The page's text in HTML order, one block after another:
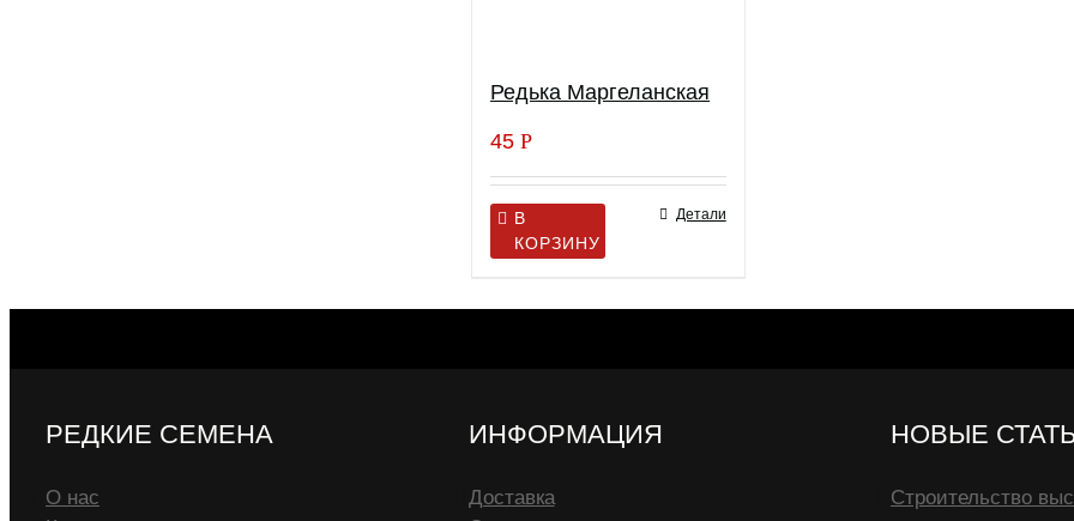
Редька Маргеланская
45Р
В
КОРЗИНУ
Детали
РЕДКИЕ СЕМЕНА
О нас
ИНФОРМАЦИЯ
Доставка
НОВЫЕ
Строительство